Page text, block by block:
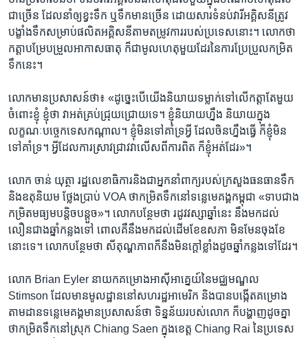
ជាច្រើន ដែល​នាំ​ឲ្យ​ខ្វះ​ទឹក ឬទឹកមាន​ច្រើន ដោយ​សារ​ទំនប់​វារី​អគ្គិសនី​ត្រូវ​
បង្ខាំង​ទឹក​សម្រាប់​ផលិត​អគ្គិសនី​តាម​តម្រូវ​ការ​របស់​ប្រទេស​នោះ។ លោក​ថា​
កត្តា​បម្រែ​បម្រួល​អាកាស​ធាតុ ក៏​ជា​មូលហេតុ​មួយ​ដែរ​នៃ​ការ​ប្រែ​ប្រួល​កម្រិត​
ទឹក​នេះ។
លោក​មាន​ប្រសាសន៍​ថា៖ «ដូច្នេះ​បើ​យើង​និយាយ​ទម្លាក់​ទៅ​លើ​កត្តា​តែ​មួយ
ចំពោះ​ខ្ញុំ ខ្ញុំ​ថា ​វា​អត់​គ្រប់​ជ្រុយ​ជ្រោយ​ទេ។ ខ្ញុំ​និយាយ​ហ្នឹង និយាយ​ក្នុង​
លក្ខណៈ​បច្ចេកទេស​កណ្តាល។ ខ្ញុំ​មិន​ទៅ​គាំទ្រ​អ្វី ដែលចិន​ហ្នឹង​ធ្វើ ក៏​ខ្ញុំ​មិន​
ទៅ​គាំទ្រ។ អ្វី​ដែល​ការ​ស្រាវ​ជ្រាវ​វា​លើស​ពី​ការ​ពិត ក៏​ខ្ញុំ​អត់​ដែរ»។
លោក ចាន់ យុត្ថា រដ្ឋ​លេខាធិការ​និង​ជា​អ្នកនាំពាក្យ​របស់​ក្រសួង​ធនធាន​ទឹក​
និង​ឧតុនិយម ​ថ្លែង​ប្រាប់​ VOA ថា​កម្រិត​ទឹក​នៅ​ទន្លេ​មេគង្គកម្ពុជា «ទាប​ជាង​
កម្រិត​មធ្យម​បន្តិច​បន្តួច»។ លោក​បន្ថែម​ថា ​រដូវ​វស្សាឆ្នាំ​នេះ នឹង​មក​ដល់​
លឿន​ជាង​ឆ្នាំ​កន្លង​ទៅ ពោល​គឺ​នឹង​មក​ដល់ដើម​ខែឧសភា មិន​មែន​ចុង​ខែ​
នោះ​ទេ។ លោក​បន្ថែម​ថា ​សីតុណ្ហភាព​ក៏​នឹងមិន​ក្តៅ​ខ្លាំង​ដូច​ឆ្នាំ​កន្លង​ទៅ​ដែរ។
លោក Brian Eyler ​នាយក​គម្រោង​អាស៊ី​អាគ្នេយ៍​នៃ​មជ្ឈមណ្ឌល​
Stimson ដែល​មាន​មូលដ្ឋាន​នៅសហរដ្ឋ​អាមេរិក និងបាន​បង្កើត​គម្រោង​
តាម​ដាន​ទន្លេ​មេគង្គ​មាន​ប្រសាសន៍​ថា ​ទិន្នន័យ​របស់​លោក ក៏បង្ហាញដូច​គ្នា​
ថា​កម្រិត​ទឹក​នៅស្រុក​ Chiang Saen ក្នុង​ខេត្ត ​Chiang Rai​ នៃប្រទេស​